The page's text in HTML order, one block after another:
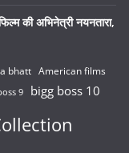
की अभिनेत्री नयनतारा,
bhatt American films
9 bigg boss 10